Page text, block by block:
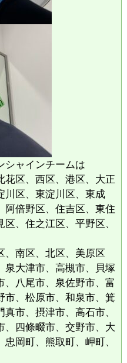
シャインチームは
区、西区、港区、大正
川区、東淀川区、東成
阿倍野区、住吉区、東住
、住之江区、平野区、
、南区、北区、美原区
泉大津市、高槻市、貝塚
、八尾市、泉佐野市、富
市、松原市、和泉市、箕
市、摂津市、高石市、
、四條畷市、交野市、大
岡町、熊取町、岬町、